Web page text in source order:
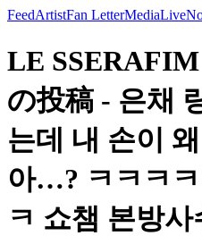
FeedArtistFan LetterMediaLive
LE
の投稿 - 은채
는데 내 손이
아…? ㅋㅋㅋ
ㅋ 쇼챔 본방